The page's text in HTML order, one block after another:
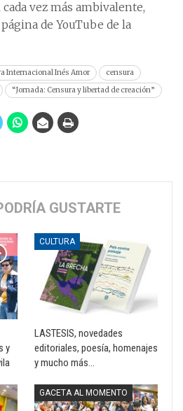
vez más ambivalente,
de YouTube de la
Internacional Inés Amor
censura
“Jornada: Censura y libertad de creación”
GUSTARTE
y
CULTURA
LASTESIS, novedades
editoriales, poesía, homenajes
y mucho más…
GACETA AL MOMENTO